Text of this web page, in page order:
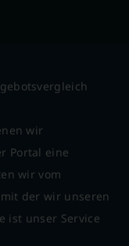
wir
Portal eine
wir vom
der wir unseren
ist unser Service